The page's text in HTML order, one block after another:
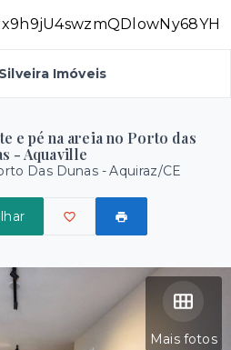
Imóveis
e pé na areia no Porto das
- Aquaville
Das Dunas - Aquiraz/CE
Mais fotos